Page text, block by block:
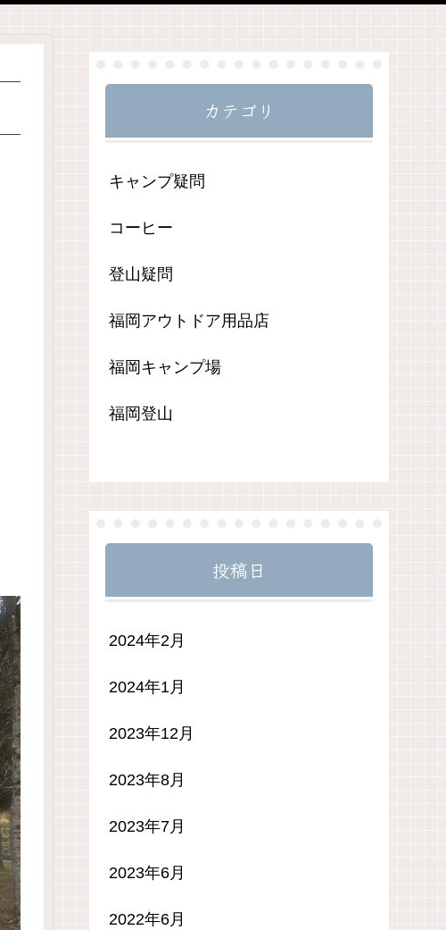
カテゴリ
キャンプ疑問
コーヒー
登山疑問
福岡アウトドア用品店
福岡キャンプ場
福岡登山
投稿日
2024年2月
2024年1月
2023年12月
2023年8月
2023年7月
2023年6月
2022年6月